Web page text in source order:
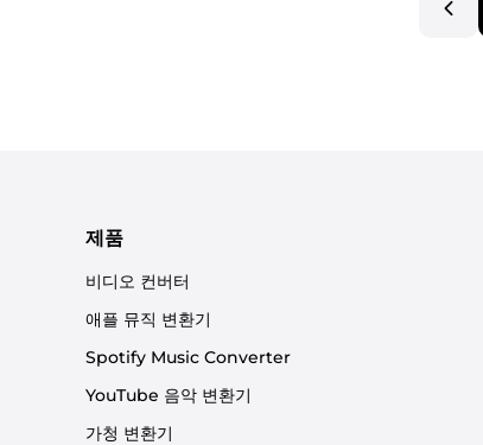
제품
비디오 컨버터
애플 뮤직 변환기
Spotify Music Converter
YouTube 음악 변환기
가청 변환기